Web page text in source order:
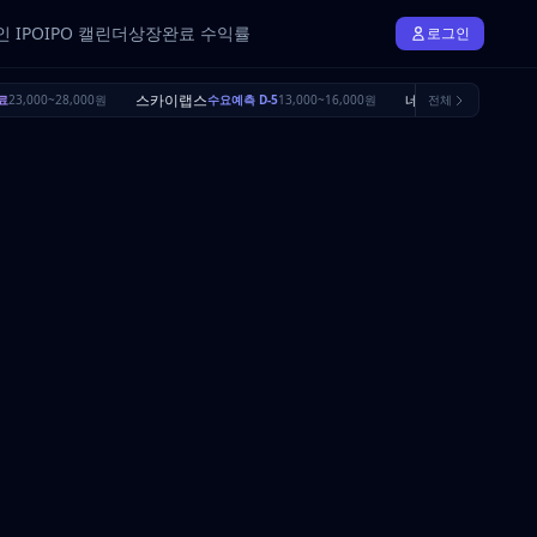
IPOIPO 캘린더상장완료 수익률 로그인
23,000~28,000원 스카이랩스수요예측 D-513,000~16,000원 네오사피엔스
전체